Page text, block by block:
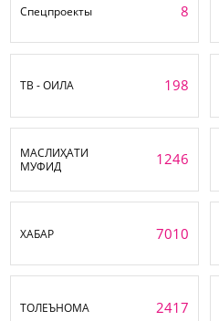
Спецпроекты 8
ТВ - ОИЛА 198
МАСЛИҲАТИ
МУФИД
1246
ХАБАР 7010
ТОЛЕЪНОМА 2417